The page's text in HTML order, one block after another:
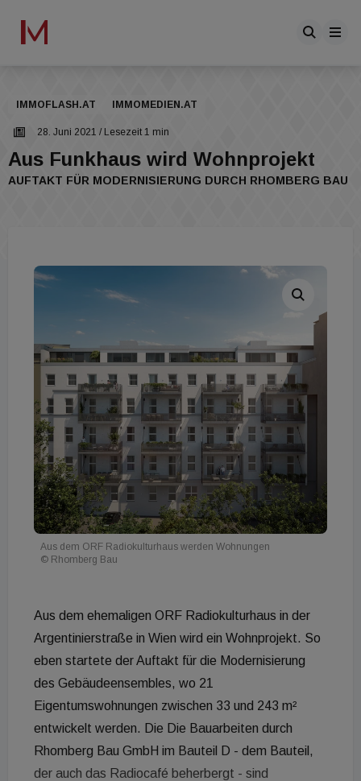
IMMOFLASH.AT IMMOMEDIEN.AT
28. Juni 2021 / Lesezeit 1 min
Aus Funkhaus wird Wohnprojekt
AUFTAKT FÜR MODERNISIERUNG DURCH RHOMBERG BAU
Aus dem ORF Radiokulturhaus werden Wohnungen
© Rhomberg Bau
Aus dem ehemaligen ORF Radiokulturhaus in der
Argentinierstraße in Wien wird ein Wohnprojekt. So
eben startete der Auftakt für die Modernisierung
des Gebäudeensembles, wo 21
Eigentumswohnungen zwischen 33 und 243 m²
entwickelt werden. Die Die Bauarbeiten durch
Rhomberg Bau GmbH im Bauteil D - dem Bauteil,
der auch das Radiocafé beherbergt - sind